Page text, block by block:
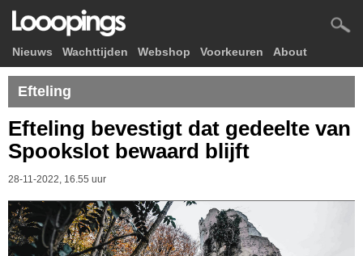
Nieuws Wachttijden Webshop Voorkeuren About
Efteling
Efteling bevestigt dat gedeelte van
Spookslot bewaard blijft
28-11-2022, 16.55 uur